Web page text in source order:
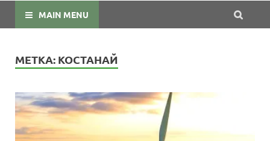
MAIN MENU
МЕТКА: КОСТАНАЙ